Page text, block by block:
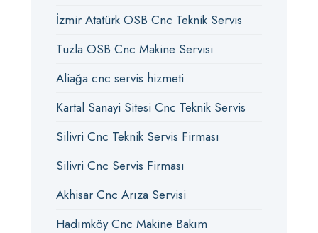
İzmir Atatürk OSB Cnc Teknik Servis
Tuzla OSB Cnc Makine Servisi
Aliağa cnc servis hizmeti
Kartal Sanayi Sitesi Cnc Teknik Servis
Silivri Cnc Teknik Servis Firması
Silivri Cnc Servis Firması
Akhisar Cnc Arıza Servisi
Hadımköy Cnc Makine Bakım